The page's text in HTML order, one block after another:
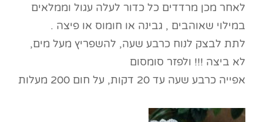
לאחר מכן מרדדים כל כדור לעלה עגול וממלאים
במילוי שאוהבים , גבינה או חומוס או פיצה .
לתת לבצק לנוח כרבע שעה, להשפריץ מעל מים,
לא ביצה !!! ולפזר סומסום
אפייה כרבע שעה עד 20 דקות, על חום 200 מעלות